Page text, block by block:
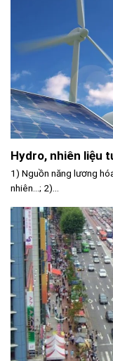
Hydro, nhiên liệu
1) Nguồn năng lương
nhiên…; 2)...